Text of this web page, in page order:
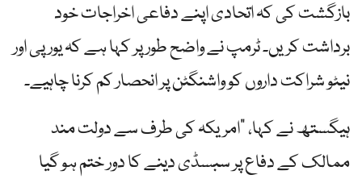
بازگشت کی کہ اتحادی اپنے دفاعی اخراجات خود
برداشت کریں۔ ٹرمپ نے واضح طور پر کہا ہے کہ یورپی اور
نیٹو شراکت داروں کو واشنگٹن پر انحصار کم کرنا چاہیے۔
ہیگستھ نے کہا، "امریکہ کی طرف سے دولت مند
ممالک کے دفاع پر سبسڈی دینے کا دور ختم ہو گیا